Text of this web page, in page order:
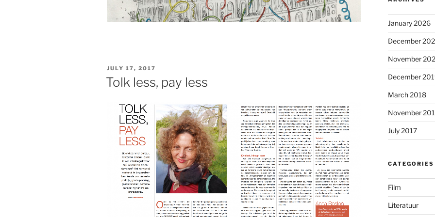
POSTED
ON
JULY 17, 2017
Tolk less, pay less
January 2026
December
November
December
March 2018
November
July 2017
CATEGORIES
Film
Literatuur